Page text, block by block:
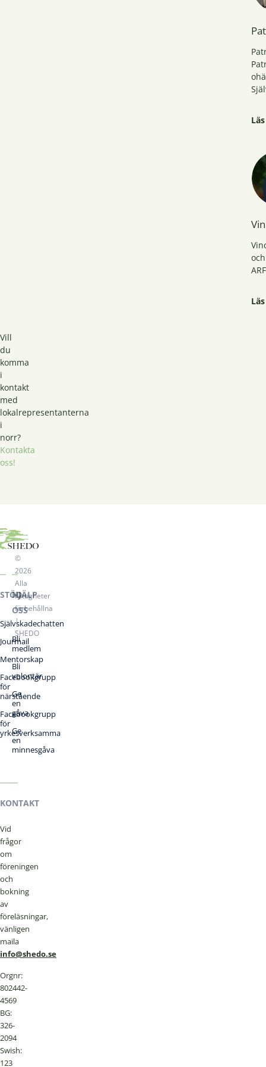
Vill
du
komma
i
kontakt
med
lokalrepresentanterna
i
norr?
Kontakta
oss!
STÖD
Självskadechatten
Jourmail
Mentorskap
Facebookgrupp
för
närstående
Facebookgrupp
för
yrkesverksamma
HJÄLP
OSS
Bli
medlem
Bli
volontär
Ge
en
gåva
Ge
en
minnesgåva
KONTAKT
Vid
frågor
om
föreningen
och
bokning
av
föreläsningar,
vänligen
maila
info@shedo.se
Orgnr:
802442-
4569
BG:
326-
2094
Swish:
123
©
2026
Alla
rättigheter
förbehållna
|
SHEDO